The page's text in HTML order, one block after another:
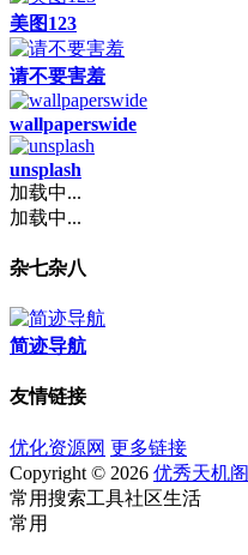
美图123
请不要害羞
wallpaperswide
unsplash
加载中...
加载中...
杂七杂八
简迹导航
友情链接
优化资源网 更多链接
Copyright © 2026 优秀天机阁
常用搜索工具社区生活
常用